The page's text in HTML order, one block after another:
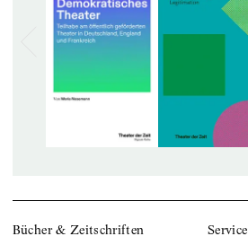
Bücher & Zeitschriften Service